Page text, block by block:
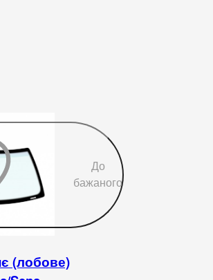
До
бажаного
(лобове)